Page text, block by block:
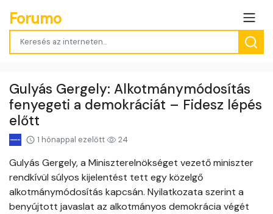
Forumo
Gulyás Gergely: Alkotmánymódosítás
fenyegeti a demokráciát – Fidesz lépés
előtt
1 hónappal ezelőtt 24
Gulyás Gergely, a Miniszterelnökséget vezető miniszter
rendkívül súlyos kijelentést tett egy közelgő
alkotmánymódosítás kapcsán. Nyilatkozata szerint a
benyújtott javaslat az alkotmányos demokrácia végét